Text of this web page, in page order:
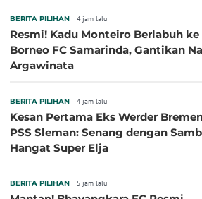
BERITA PILIHAN 4 jam lalu
Resmi! Kadu Monteiro Berlabuh ke
Borneo FC Samarinda, Gantikan
Argawinata
BERITA PILIHAN 4 jam lalu
Kesan Pertama Eks Werder
PSS Sleman: Senang dengan
Hangat Super Elja
BERITA PILIHAN 5 jam lalu